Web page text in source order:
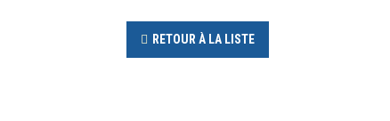
RETOUR À LA LISTE